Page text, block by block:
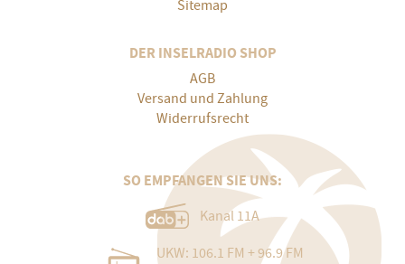
Sitemap
DER INSELRADIO SHOP
AGB
Versand und Zahlung
Widerrufsrecht
SO EMPFANGEN SIE UNS:
Kanal 11A
UKW: 106.1 FM + 96.9 FM